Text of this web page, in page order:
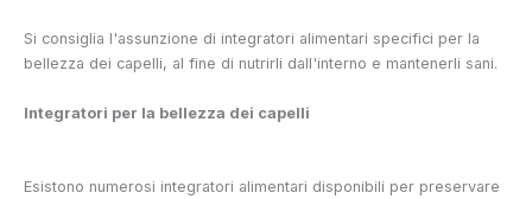
Si consiglia l'assunzione di integratori alimentari specifici per la
bellezza dei capelli, al fine di nutrirli dall'interno e mantenerli sani.
Integratori per la bellezza dei capelli
Esistono numerosi integratori alimentari disponibili per preservare